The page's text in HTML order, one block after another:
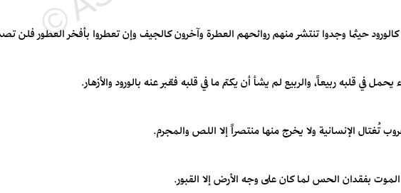
حيثما وجدوا تنتشر منهم روائحهم العطرة وآخرون كالجيف وإن تعطروا بأفخر العطور فلن
يحمل في قلبه ربيعاً، والربيع لم يشأ أن يكتم ما في قلبه فعّبر عنه بالورود والأزهار.
تُغتال الإنسانية ولا يخرج منها منتصراً إلا اللص والمجرم.
بفقدان الحس لما كان على وجه الأرض إلا القبور.